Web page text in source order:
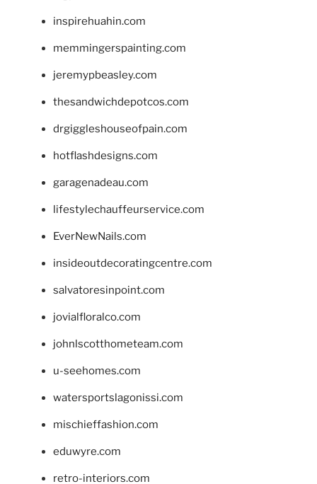
inspirehuahin.com
memmingerspainting.com
jeremypbeasley.com
thesandwichdepotcos.com
drgiggleshouseofpain.com
hotflashdesigns.com
garagenadeau.com
lifestylechauffeurservice.com
EverNewNails.com
insideoutdecoratingcentre.com
salvatoresinpoint.com
jovialfloralco.com
johnlscotthometeam.com
u-seehomes.com
watersportslagonissi.com
mischieffashion.com
eduwyre.com
retro-interiors.com